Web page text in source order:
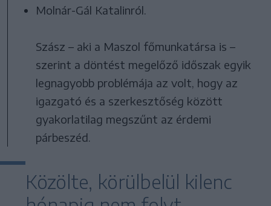
Molnár-Gál Katalinról.
Szász – aki a Maszol főmunkatársa is –
szerint a döntést megelőző időszak egyik
legnagyobb problémája az volt, hogy az
igazgató és a szerkesztőség között
gyakorlatilag megszűnt az érdemi
párbeszéd.
Közölte, körülbelül kilenc